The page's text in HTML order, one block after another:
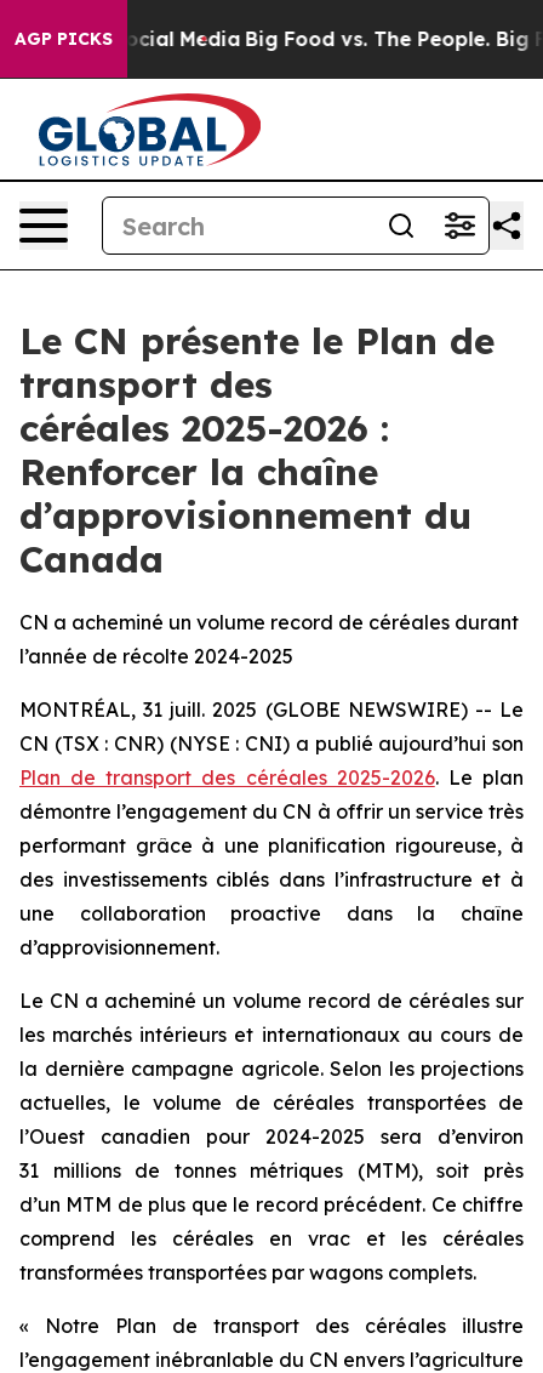
AGP PICKS
on Social Media Big Food vs. The People. Big
Le CN présente le Plan de
transport des
céréales 2025-2026 :
Renforcer la chaîne
d’approvisionnement du
Canada
CN a acheminé un volume record de céréales durant
l’année de récolte 2024-2025
MONTRÉAL, 31 juill. 2025 (GLOBE NEWSWIRE) -- Le
CN (TSX : CNR) (NYSE : CNI) a publié aujourd’hui son
Plan de transport des céréales 2025-2026. Le plan
démontre l’engagement du CN à offrir un service très
performant grâce à une planification rigoureuse, à
des investissements ciblés dans l’infrastructure et à
une collaboration proactive dans la chaîne
d’approvisionnement.
Le CN a acheminé un volume record de céréales sur
les marchés intérieurs et internationaux au cours de
la dernière campagne agricole. Selon les projections
actuelles, le volume de céréales transportées de
l’Ouest canadien pour 2024-2025 sera d’environ
31 millions de tonnes métriques (MTM), soit près
d’un MTM de plus que le record précédent. Ce chiffre
comprend les céréales en vrac et les céréales
transformées transportées par wagons complets.
« Notre Plan de transport des céréales illustre
l’engagement inébranlable du CN envers l’agriculture